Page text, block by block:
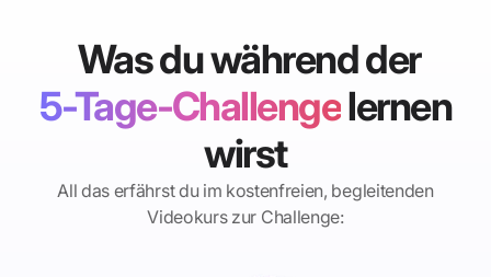
Was du während der
5-Tage-Challengelernen
wirst
All das erfährst du im kostenfreien, begleitenden
Videokurs zur Challenge: